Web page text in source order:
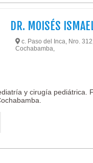
DR. MOISÉS
c. Paso del Inca, Nro.
Cochabamba,
y cirugía pediátrica.